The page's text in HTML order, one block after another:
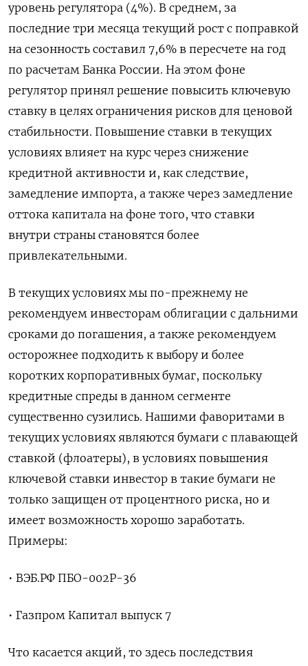
уровень регулятора (4%). В среднем, за
последние три месяца текущий рост с поправкой
на сезонность составил 7,6% в пересчете на год
по расчетам Банка России. На этом фоне
регулятор принял решение повысить ключевую
ставку в целях ограничения рисков для ценовой
стабильности. Повышение ставки в текущих
условиях влияет на курс через снижение
кредитной активности и, как следствие,
замедление импорта, а также через замедление
оттока капитала на фоне того, что ставки
внутри страны становятся более
привлекательными.
В текущих условиях мы по-прежнему не
рекомендуем инвесторам облигации с дальними
сроками до погашения, а также рекомендуем
осторожнее подходить к выбору и более
коротких корпоративных бумаг, поскольку
кредитные спреды в данном сегменте
существенно сузились. Нашими фаворитами в
текущих условиях являются бумаги с плавающей
ставкой (флоатеры), в условиях повышения
ключевой ставки инвестор в такие бумаги не
только защищен от процентного риска, но и
имеет возможность хорошо заработать.
Примеры:
• ВЭБ.РФ ПБО-002Р-36
• Газпром Капитал выпуск 7
Что касается акций, то здесь последствия